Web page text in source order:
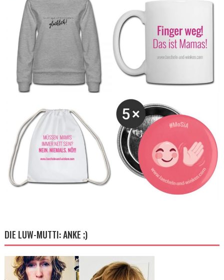
DIE LUW-MUTTI: ANKE ;)